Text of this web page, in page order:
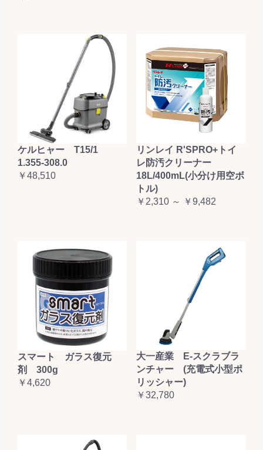
ケルヒャー T15/1
1.355-308.0
￥48,510
リンレイ R'SPRO+トイ
レ防汚クリーナー
18L/400mL(小分け用空ボ
トル)
￥2,310 ～ ￥9,482
スマート ガラス復元
剤 300g
￥4,620
大一産業 E-スクラブラ
ンチャー (充電式小型ポ
リッシャー)
￥32,780